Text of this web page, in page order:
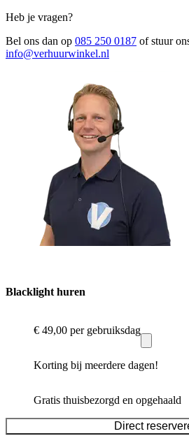
Heb je vragen?
Bel ons dan op 085 250 0187 of stuur
info@verhuurwinkel.nl
Blacklight huren
€ 49,00 per gebruiksdag
Korting bij meerdere dagen!
Gratis thuisbezorgd en opgehaald
Direct